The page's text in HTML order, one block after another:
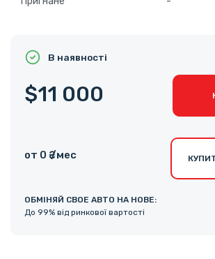
В наявності
$11 000
от 0 ₴ /мес
ОБМІНЯЙ СВОЕ АВТО НА НОВЕ:
До 99% від ринкової вартості